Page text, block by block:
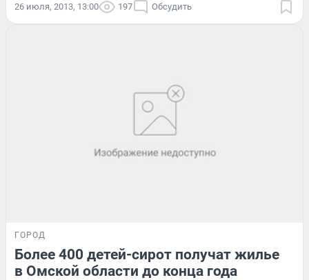
26 июля, 2013, 13:00 197 Обсудить
ГОРОД
Более 400 детей-сирот получат жилье
в Омской области до конца года